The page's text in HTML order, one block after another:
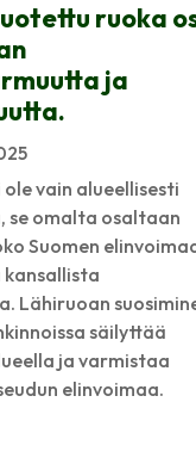
ruoka
ja
vain alueellisesti
se omalta osaltaan
Suomen
Lähiruoan
säilyttää
ja varmistaa
elinvoimaa.